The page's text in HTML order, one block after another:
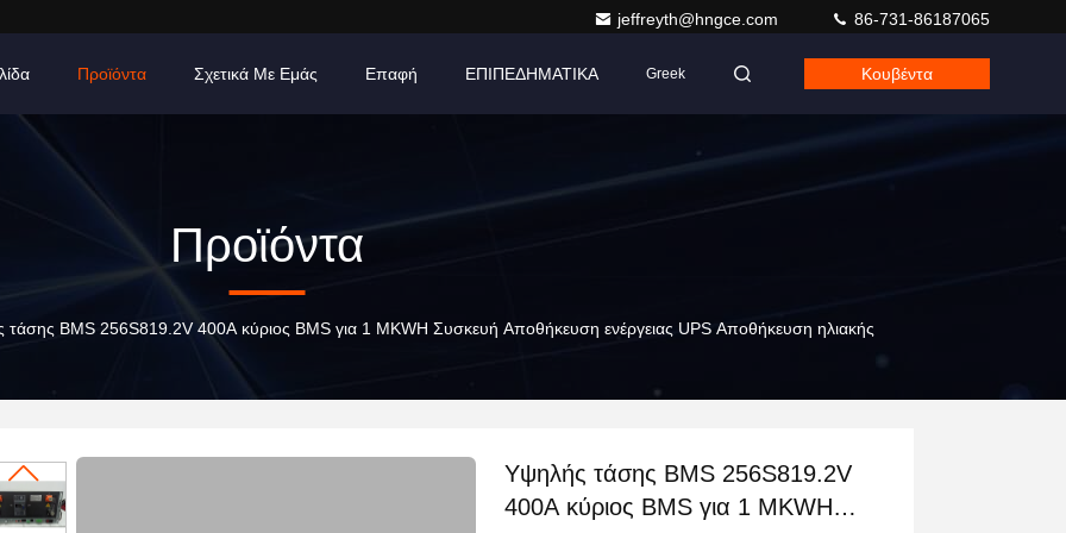
jeffreyth@hngce.com 86-731-86187065
Προϊόντα Σχετικά Με Εμάς Επαφή ΕΠΙΠΕΔΗΜΑΤΙΚΑ Greek Κουβέντα
Προϊόντα
τάσης BMS 256S819.2V 400A κύριος BMS για 1 MKWH Συσκευή Αποθήκευση ενέργειας UPS Αποθήκευση ηλιακής
Υψηλής τάσης BMS 256S819.2V
400A κύριος BMS για 1 MKWH